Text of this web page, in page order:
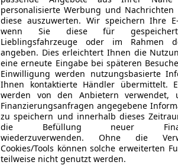
personalisierte Werbung und
diese auszuwerten. Wir speichern Ihre
wenn Sie diese für gespeicherte
Lieblingsfahrzeuge oder im Rahmen
angeben. Dies erleichtert Ihnen die
eine erneute Eingabe bei späteren
Einwilligung werden nutzungsbasierte
Ihnen kontaktierte Händler übermittelt.
werden von den Anbietern
Finanzierungsanfragen angegebene
zu speichern und innerhalb dieses
die Befüllung neuer
wiederzuverwenden. Ohne die
Cookies/Tools können solche erweiterten
teilweise nicht genutzt werden.